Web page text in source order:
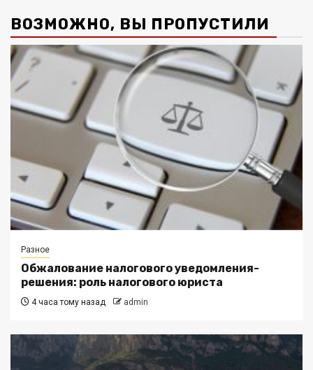
ВОЗМОЖНО, ВЫ ПРОПУСТИЛИ
Разное
Обжалование налогового уведомления-
решения: роль налогового юриста
4 часа тому назад admin